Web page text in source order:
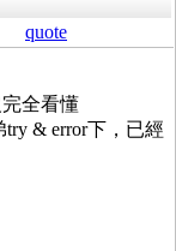
quote
完全看懂
try & error下，已經